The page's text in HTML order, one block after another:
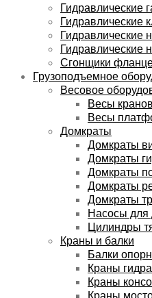
Гидравлические
Гидравлические
Гидравлические
Гидравлические
Сгонщики
Грузоподъемное
Весовое
Весы
Весы
Домкраты
Домкраты
Домкраты
Домкраты
Домкраты
Домкраты
Насосы для
Цилиндры
Краны и балки
Балки
Краны
Краны
Краны